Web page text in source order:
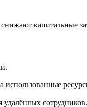
капитальные
использованные
сотрудников.